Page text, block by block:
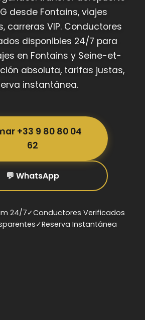
desde Fontains, viajes
carreras VIP. Conductores
disponibles 24/7 para
en Fontains y Seine-et-
absoluta, tarifas justas,
instantánea.
+33 9 80 80 04
62
💬 WhatsApp
24/7✓Conductores Verificados
✓Reserva Instantánea